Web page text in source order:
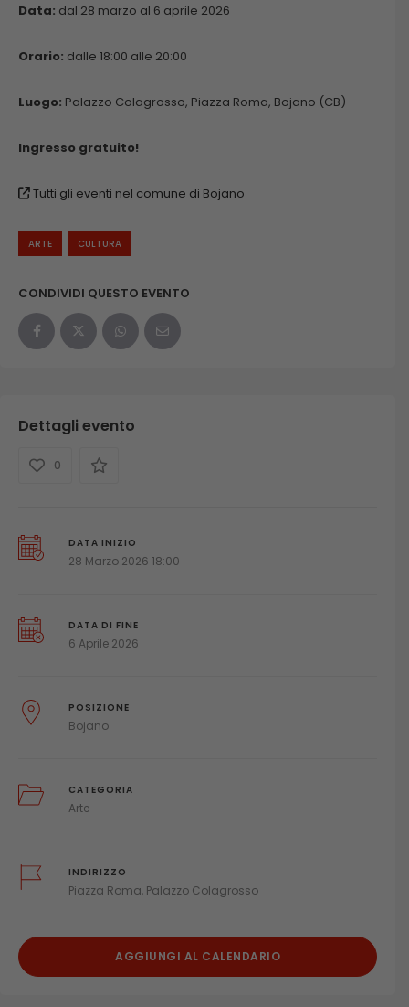
Data: dal 28 marzo al 6 aprile 2026
Orario: dalle 18:00 alle 20:00
Luogo: Palazzo Colagrosso, Piazza Roma, Bojano (CB)
Ingresso gratuito!
Tutti gli eventi nel comune di Bojano
ARTE CULTURA
CONDIVIDI QUESTO EVENTO
Dettagli evento
0
DATA INIZIO
28 Marzo 2026 18:00
DATA DI FINE
6 Aprile 2026
POSIZIONE
Bojano
CATEGORIA
Arte
INDIRIZZO
Piazza Roma, Palazzo Colagrosso
AGGIUNGI AL CALENDARIO